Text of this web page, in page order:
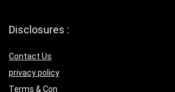
Disclosures :
Contact Us
privacy policy
Terms & Con